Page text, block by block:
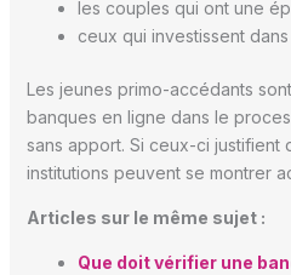
les couples qui ont une
ceux qui investissent dans
Les jeunes primo-accédants
banques en ligne dans le
sans apport. Si ceux-ci justifient
institutions peuvent se montrer
Articles sur le même sujet :
Que doit vérifier une